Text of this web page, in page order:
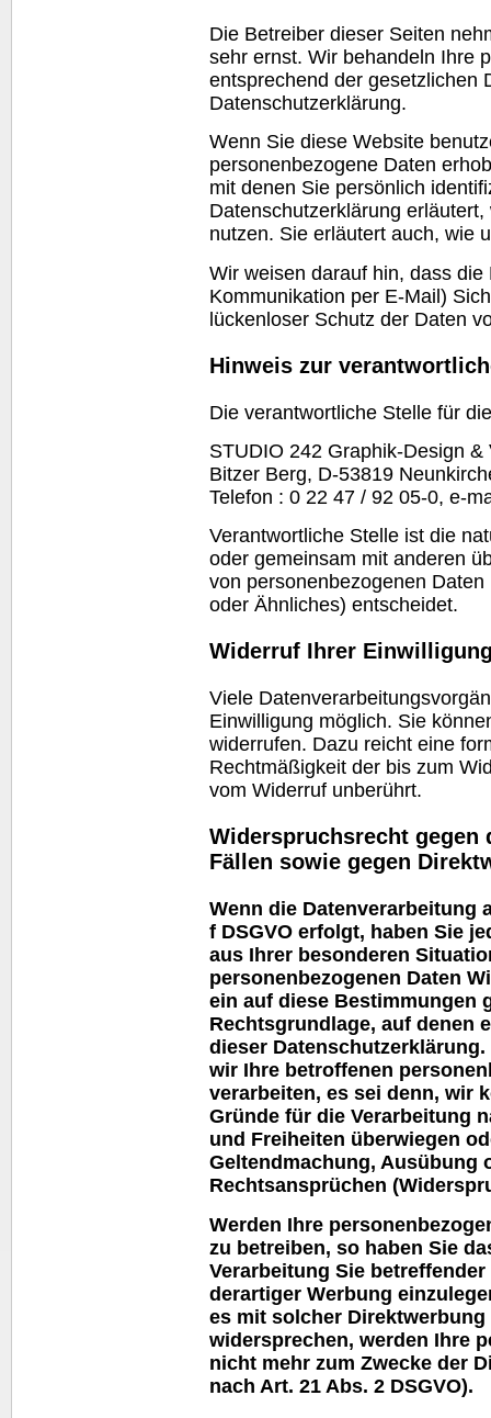
Die Betreiber dieser Seiten
sehr ernst. Wir behandeln Ihre
entsprechend der gesetzlichen
Datenschutzerklärung.
Wenn Sie diese Website
personenbezogene Daten
mit denen Sie persönlich
Datenschutzerklärung
nutzen. Sie erläutert auch, wie
Wir weisen darauf hin, dass
Kommunikation per E-Mail)
lückenloser Schutz der Daten
Hinweis zur
Die verantwortliche Stelle für
STUDIO 242 Graphik-Design
Bitzer Berg, D-53819
Telefon : 0 22 47 / 92 05-0, e-
Verantwortliche Stelle ist die
oder gemeinsam mit anderen
von personenbezogenen
oder Ähnliches) entscheidet.
Widerruf Ihrer
Viele
Einwilligung möglich. Sie
widerrufen. Dazu reicht eine
Rechtmäßigkeit der bis zum
vom Widerruf unberührt.
Widerspruchsrecht gegen
Fällen sowie gegen
Wenn die Datenverarbeitung
f DSGVO erfolgt, haben Sie
aus Ihrer besonderen
personenbezogenen Daten
ein auf diese Bestimmungen
Rechtsgrundlage, auf denen
dieser
wir Ihre betroffenen
verarbeiten, es sei denn, wir
Gründe für die Verarbeitung
und Freiheiten überwiegen
Geltendmachung, Ausübung
Rechtsansprüchen
Werden Ihre
zu betreiben, so haben Sie
Verarbeitung Sie
derartiger Werbung
es mit solcher
widersprechen, werden Ihre
nicht mehr zum Zwecke der
nach Art. 21 Abs. 2 DSGVO).